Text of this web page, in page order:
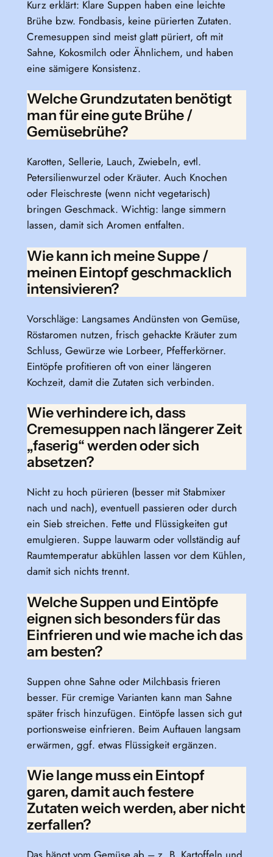
Kurz erklärt: Klare Suppen haben eine leichte
Brühe bzw. Fondbasis, keine pürierten Zutaten.
Cremesuppen sind meist glatt püriert, oft mit
Sahne, Kokosmilch oder Ähnlichem, und haben
eine sämigere Konsistenz.
Welche Grundzutaten benötigt
man für eine gute Brühe /
Gemüsebrühe?
Karotten, Sellerie, Lauch, Zwiebeln, evtl.
Petersilienwurzel oder Kräuter. Auch Knochen
oder Fleischreste (wenn nicht vegetarisch)
bringen Geschmack. Wichtig: lange simmern
lassen, damit sich Aromen entfalten.
Wie kann ich meine Suppe /
meinen Eintopf geschmacklich
intensivieren?
Vorschläge: Langsames Andünsten von Gemüse,
Röstaromen nutzen, frisch gehackte Kräuter zum
Schluss, Gewürze wie Lorbeer, Pfefferkörner.
Eintöpfe profitieren oft von einer längeren
Kochzeit, damit die Zutaten sich verbinden.
Wie verhindere ich, dass
Cremesuppen nach längerer Zeit
„faserig“ werden oder sich
absetzen?
Nicht zu hoch pürieren (besser mit Stabmixer
nach und nach), eventuell passieren oder durch
ein Sieb streichen. Fette und Flüssigkeiten gut
emulgieren. Suppe lauwarm oder vollständig auf
Raumtemperatur abkühlen lassen vor dem Kühlen,
damit sich nichts trennt.
Welche Suppen und Eintöpfe
eignen sich besonders für das
Einfrieren und wie mache ich das
am besten?
Suppen ohne Sahne oder Milchbasis frieren
besser. Für cremige Varianten kann man Sahne
später frisch hinzufügen. Eintöpfe lassen sich gut
portionsweise einfrieren. Beim Auftauen langsam
erwärmen, ggf. etwas Flüssigkeit ergänzen.
Wie lange muss ein Eintopf
garen, damit auch festere
Zutaten weich werden, aber nicht
zerfallen?